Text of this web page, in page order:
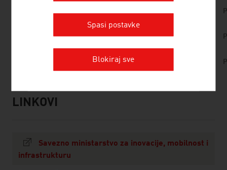
No. 159, Fresh View, Traffic Infrastructure, en |
No. 157, Fresh View, Smart Cities, en | de
listen
links
LINKOVI
Savezno ministarstvo za inovacije, mobilnost i
infrastrukturu
Spasi postavke
Blokiraj sve